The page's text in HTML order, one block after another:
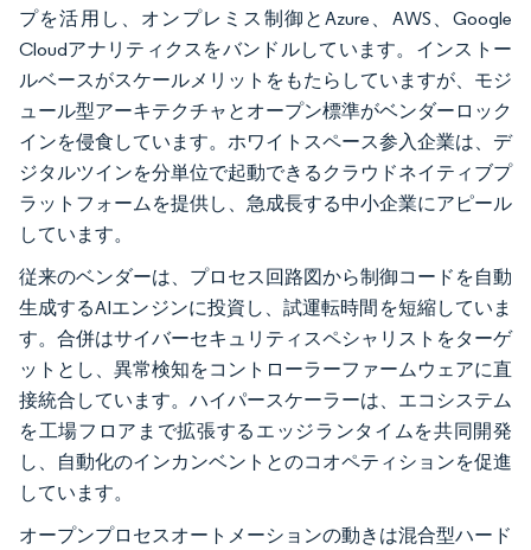
プを活用し、オンプレミス制御とAzure、AWS、Google
Cloudアナリティクスをバンドルしています。インストー
ルベースがスケールメリットをもたらしていますが、モジ
ュール型アーキテクチャとオープン標準がベンダーロック
インを侵食しています。ホワイトスペース参入企業は、デ
ジタルツインを分単位で起動できるクラウドネイティブプ
ラットフォームを提供し、急成長する中小企業にアピール
しています。
従来のベンダーは、プロセス回路図から制御コードを自動
生成するAIエンジンに投資し、試運転時間を短縮していま
す。合併はサイバーセキュリティスペシャリストをターゲ
ットとし、異常検知をコントローラーファームウェアに直
接統合しています。ハイパースケーラーは、エコシステム
を工場フロアまで拡張するエッジランタイムを共同開発
し、自動化のインカンベントとのコオペティションを促進
しています。
オープンプロセスオートメーションの動きは混合型ハード